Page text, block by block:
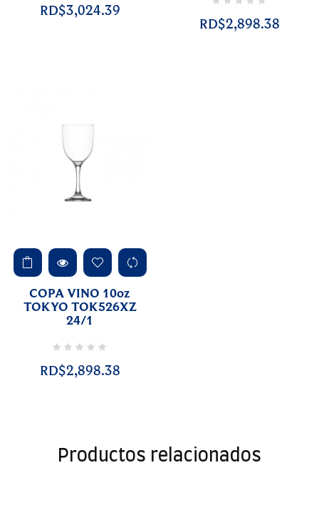
RD$3,024.39
RD$2,898.38
COPA VINO 10oz
TOKYO TOK526XZ
24/1
RD$2,898.38
Productos relacionados